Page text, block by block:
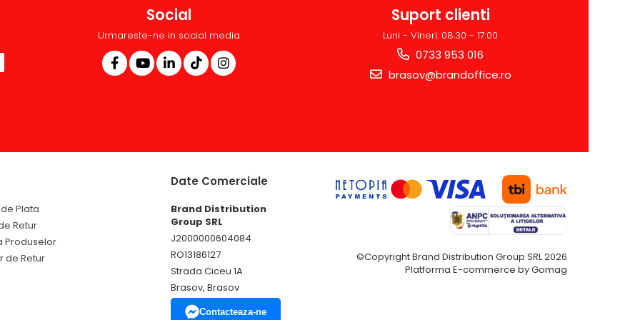
Social
Urmareste-ne in social media
Suport clienti
Luni - Vineri: 08.30 - 17:00
0733 953 016
brasov@brandoffice.ro
Plata
Retur
Produselor
de Retur
Date Comerciale
Brand Distribution
Group SRL
J2000000604084
RO13186127
Strada Ciceu 1A
Brasov, Brasov
Contacteaza-ne
©Copyright Brand Distribution Group SRL 2026
Platforma E-commerce by Gomag